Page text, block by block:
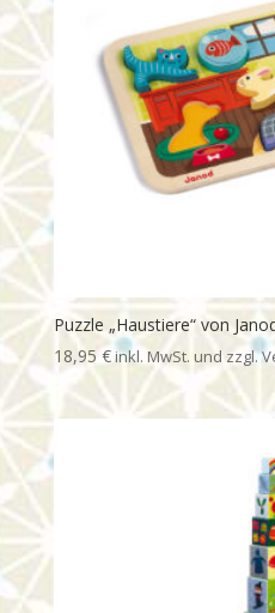
Puzzle „Haustiere“ von
18,95€